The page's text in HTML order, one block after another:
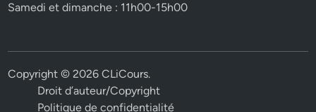
Samedi et dimanche : 11h00-15h00
Copyright © 2026CLiCours.
Droit d’auteur/Copyright
Politique de confidentialité